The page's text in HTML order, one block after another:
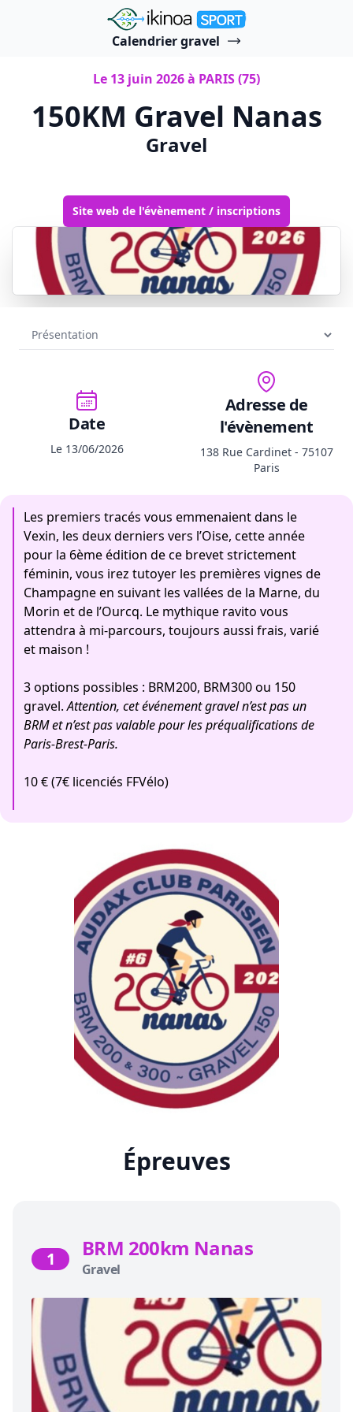
"Ikinoa Sport"
Calendrier gravel
Le 13 juin 2026 à PARIS (75)
150KM Gravel Nanas
Gravel
Site web de l'évènement / inscriptions
Date
Le 13/06/2026
Adresse de
l'évènement
138 Rue Cardinet - 75107
Paris
Les premiers tracés vous emmenaient dans le
Vexin, les deux derniers vers l’Oise, cette année
pour la 6ème édition de ce brevet strictement
féminin, vous irez tutoyer les premières vignes de
Champagne en suivant les vallées de la Marne, du
Morin et de l’Ourcq. Le mythique ravito vous
attendra à mi-parcours, toujours aussi frais, varié
et maison !
3 options possibles : BRM200, BRM300 ou 150
gravel.Attention, cet événement gravel n’est pas un
BRM et n’est pas valable pour les préqualifications de
Paris-Brest-Paris.
10 € (7€ licenciés FFVélo)
Épreuves
1 BRM 200km Nanas
Gravel